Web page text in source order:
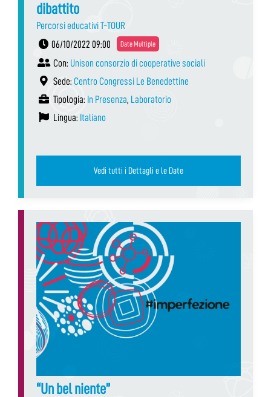
dibattito
Percorsi educativi T-TOUR
06/10/2022 09:00
Date Multiple
Con: Unison consorzio di cooperative sociali
Sede: Centro Congressi Le Benedettine
Tipologia: In Presenza, Laboratorio
Lingua: Italiano
Vedi tutti i Dettagli e le Date
“Un bel niente”